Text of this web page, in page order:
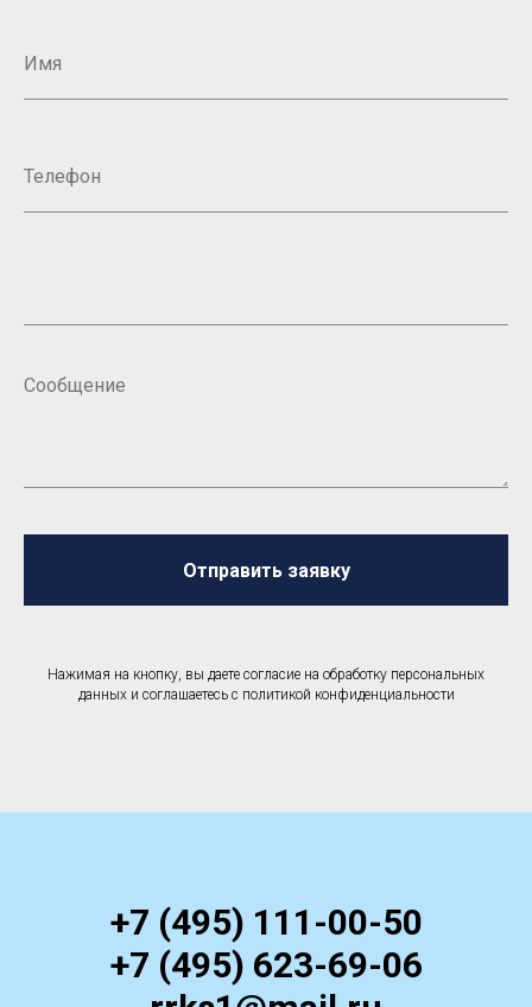
Отправить заявку
Нажимая на кнопку, вы даете согласие на обработку персональных
данных и соглашаетесь c политикой конфиденциальности
+7 (495) 111-00-50
+7 (495) 623-69-06